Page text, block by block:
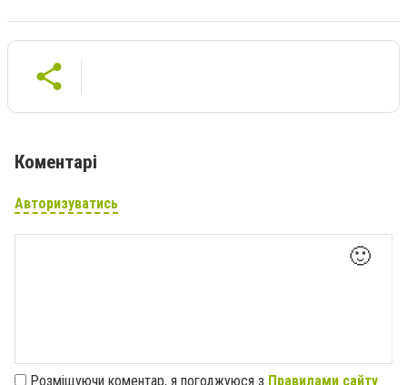
Коментарі
Авторизуватись
🙂
Розміщуючи коментар, я погоджуюся з Правилами сайту